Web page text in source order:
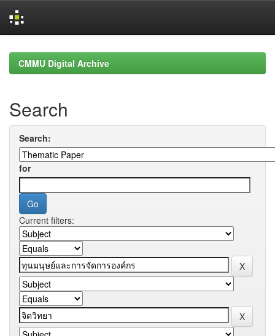
navigationCMMU Digital Archive
Search
Search:
for
Current filters: